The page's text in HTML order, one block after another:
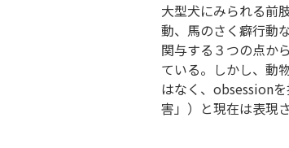
大型犬にみられる前
動、馬のさく癖行動
関与する３つの点か
ている。しかし、動
はなく、obsession
害」）と現在は表現